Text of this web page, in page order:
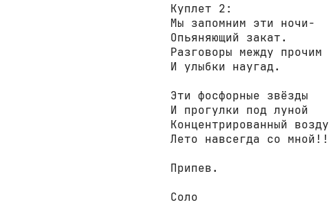
Куплет 2:
Мы запомним эти ночи-
Опьяняющий закат.
Разговоры между прочим
И улыбки наугад.
Эти фосфорные звёзды
И прогулки под луной
Концентрированный
Лето навсегда со
Припев.
Соло